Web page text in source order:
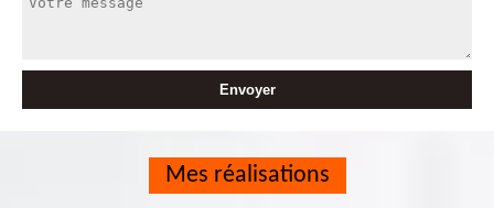
Mes réalisations